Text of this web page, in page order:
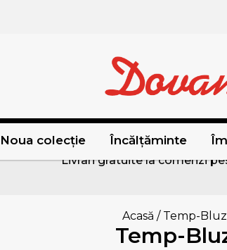
Noua colecție Încălțăminte
Livrari gratuite la comenzi
Acasă / Temp-
Temp-